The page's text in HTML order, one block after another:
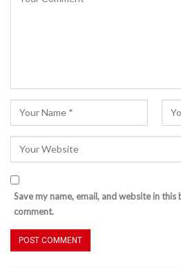
Save my name, email, and website in
comment.